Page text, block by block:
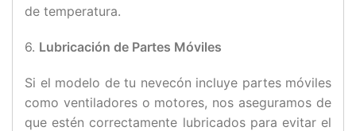
de temperatura.
6. Lubricación de Partes Móviles
Si el modelo de tu nevecón incluye partes móviles
como ventiladores o motores, nos aseguramos de
que estén correctamente lubricados para evitar el